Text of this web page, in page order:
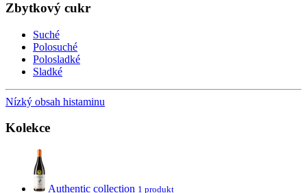
Zbytkový cukr
Suché
Polosuché
Polosladké
Sladké
Nízký obsah histaminu
Kolekce
Authentic collection 1 produkt